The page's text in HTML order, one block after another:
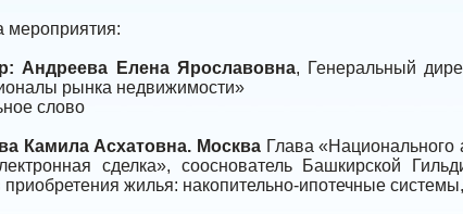
мероприятия:
Андреева Елена Ярославовна, Генеральный
рынка недвижимости»
слово
Камила Асхатовна. Москва Глава «Национального
сделка», сооснователь Башкирской
приобретения жилья: накопительно-ипотечные